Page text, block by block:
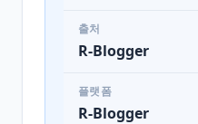
출처
R-Blogger
플랫폼
R-Blogger